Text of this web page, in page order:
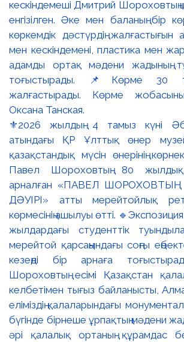
⚜️2026 жылдың 4 тамыз күні
атындағы ҚР Ұлттық өнер
қазақстандық мүсін өнерінің
Павел Шороховтың 80 жылдық
арналған «ПАВЕЛ
ДӘУІРІ» атты мерейтойлық
көрмесінің ашылуы өтті. 🔹Экспозиция
жылдардағы студенттік
мерейтой қарсаңындағы соңғы
кезеңді бір арнаға
Шороховтың есімі Қазақстан
келбетімен тығыз байланысты,
еліміздің қалаларындағы
бүгінде бірнеше ұрпақтың мәдени
әрі қалалық ортаның құрамдас